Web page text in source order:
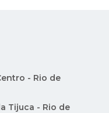
- Rio de
Tijuca - Rio de